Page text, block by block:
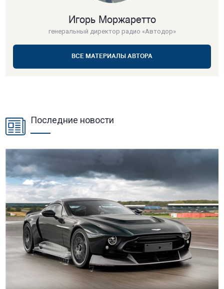
Игорь Моржаретто
генеральный директор радио «Автодор»
ВСЕ МАТЕРИАЛЫ АВТОРА
Последние новости